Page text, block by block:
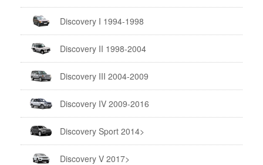
Discovery I 1994-1998
Discovery II 1998-2004
Discovery III 2004-2009
Discovery IV 2009-2016
Discovery Sport 2014>
Discovery V 2017>